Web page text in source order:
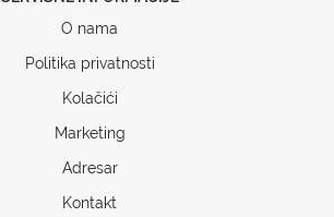
O nama
Politika privatnosti
Kolačići
Marketing
Adresar
Kontakt